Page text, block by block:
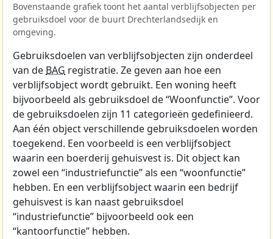
Bovenstaande grafiek toont het aantal verblijfsobjecten per
gebruiksdoel voor de buurt Drechterlandsedijk en
omgeving.
Gebruiksdoelen van verblijfsobjecten zijn onderdeel
van de BAG registratie. Ze geven aan hoe een
verblijfsobject wordt gebruikt. Een woning heeft
bijvoorbeeld als gebruiksdoel de “Woonfunctie”. Voor
de gebruiksdoelen zijn 11 categorieën gedefinieerd.
Aan één object verschillende gebruiksdoelen worden
toegekend. Een voorbeeld is een verblijfsobject
waarin een boerderij gehuisvest is. Dit object kan
zowel een “industriefunctie” als een “woonfunctie”
hebben. En een verblijfsobject waarin een bedrijf
gehuisvest is kan naast gebruiksdoel
“industriefunctie” bijvoorbeeld ook een
“kantoorfunctie” hebben.